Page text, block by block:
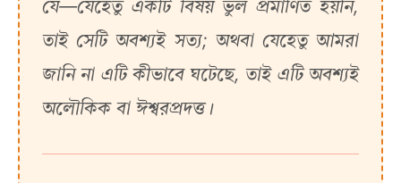
যে—যেহেতু একটি বিষয় ভুল প্রমাণিত হয়নি,
তাই সেটি অবশ্যই সত্য; অথবা যেহেতু আমরা
জানি না এটি কীভাবে ঘটেছে, তাই এটি অবশ্যই
অলৌকিক বা ঈশ্বরপ্রদত্ত।